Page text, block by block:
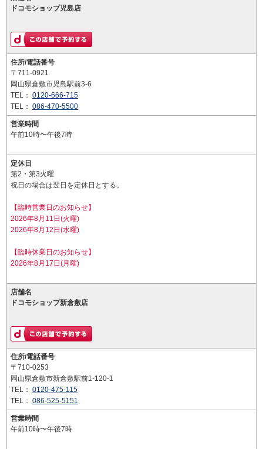
ドコモショップ児島店
住所/電話番号
〒711-0921
岡山県倉敷市児島駅前3-6
TEL： 0120-666-715
TEL： 086-470-5500
営業時間
午前10時〜午後7時
定休日
第2・第3火曜
祝日の場合は翌日を定休日とする。
【臨時営業日のお知らせ】
2026年8月11日(火曜)
2026年8月12日(水曜)
【臨時休業日のお知らせ】
2026年8月17日(月曜)
店舗名
ドコモショップ新倉敷店
住所/電話番号
〒710-0253
岡山県倉敷市新倉敷駅前1-120-1
TEL： 0120-475-115
TEL： 086-525-5151
営業時間
午前10時〜午後7時